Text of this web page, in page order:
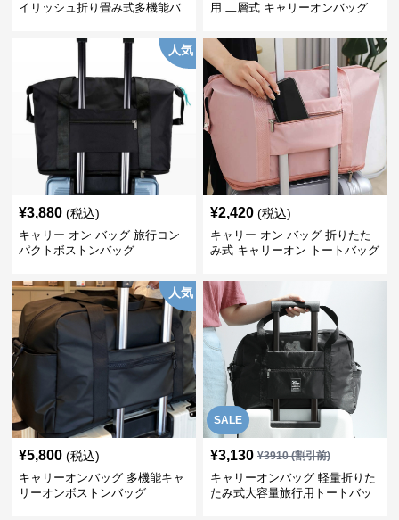
イリッシュ折り畳み式多機能バ
用 二層式 キャリーオンバッグ
人気
¥3,880 (税込)
キャリー オン バッグ 旅行コン
パクトボストンバッグ
¥2,420 (税込)
キャリー オン バッグ 折りたた
み式 キャリーオン トートバッグ
人気
¥5,800 (税込)
キャリーオンバッグ 多機能キャ
リーオンボストンバッグ
SALE
¥3,130 ¥3910(割引前)
キャリーオンバッグ 軽量折りた
たみ式大容量旅行用トートバッ